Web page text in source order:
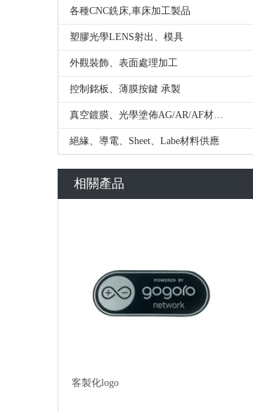
各種CNC銑床,車床加工製品
塑膠光學LENS射出、模具
外觀裝飾、表面處理加工
控制銘板、薄膜按鍵 承製
真空鍍膜、光學塗佈AG/AR/AF材料供應
絕緣、導電、Sheet、Labe材料供應
相關產品
客製化logo